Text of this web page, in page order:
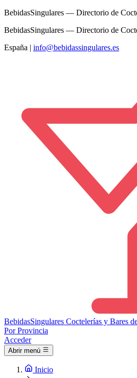
BebidasSingulares — Directorio de
BebidasSingulares — Directorio de
España | info@bebidassingulares.es
BebidasSingulares Coctelerías y Bares
Por Provincia
Acceder
Abrir menú
Inicio